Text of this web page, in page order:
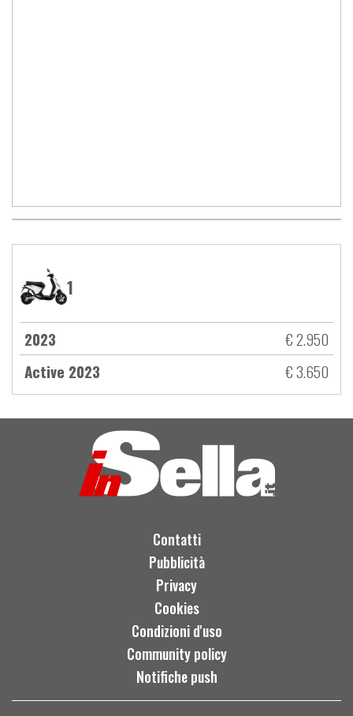
1
2023
€ 2.950
Active 2023
€ 3.650
Contatti
Pubblicità
Privacy
Cookies
Condizioni d'uso
Community policy
Notifiche push